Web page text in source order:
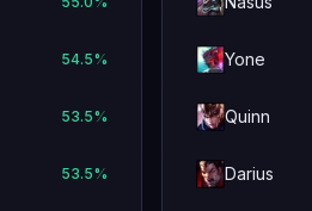
54.5%
53.5%
53.5%
Yone
Quinn
Darius